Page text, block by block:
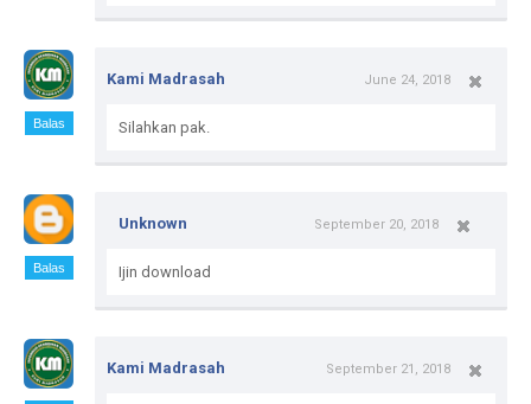
Balas
Kami Madrasah June 24, 2018
Silahkan pak.
Balas
Unknown September 20, 2018
Ijin download
Kami Madrasah September 21, 2018